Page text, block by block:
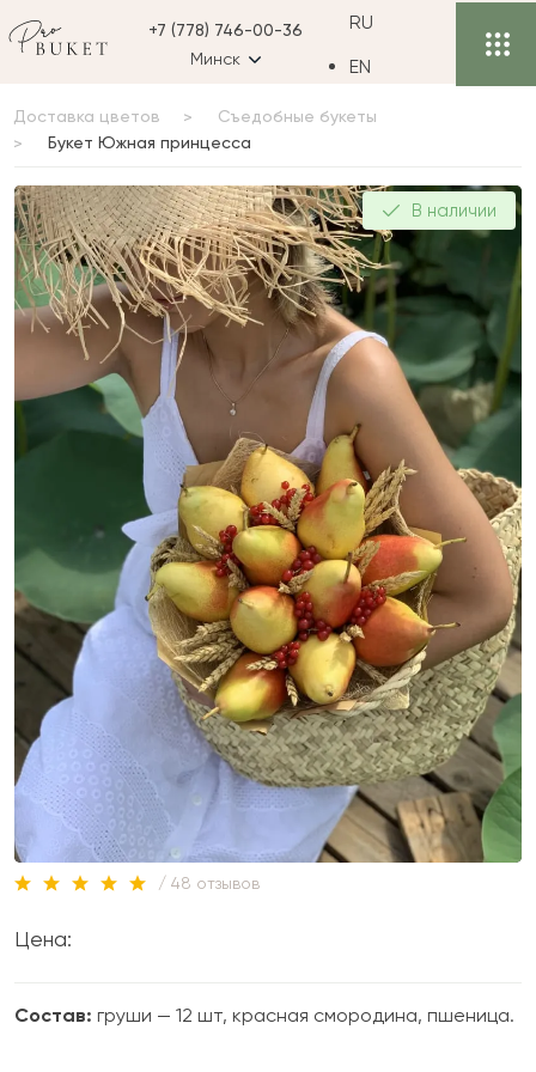
+7 (778) 746-00-36
Минск
RU
EN
Доставка цветов
Съедобные букеты
Букет Южная принцесса
Южная принцесса В наличии
/ 48 отзывов
Цена:
Состав: груши — 12 шт, красная смородина, пшеница.